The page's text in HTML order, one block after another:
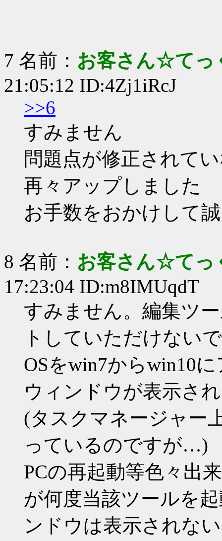
7 名前： お客さん☆てっ
21:05:12 ID:4Zj1iRcJ
>>6
すみません
問題点が修正されて
再々アップしました
お手数をおかけして
8 名前： お客さん☆てっ
17:23:04 ID:m8IMUqdT
すみません。編集ツ
トしていただけない
OSをwin7からwin10
ウィンドウが表示さ
(タスクマネージャー
っているのですが…)
PCの再起動等色々出
が何度当該ツールを
ンドウは表示されな